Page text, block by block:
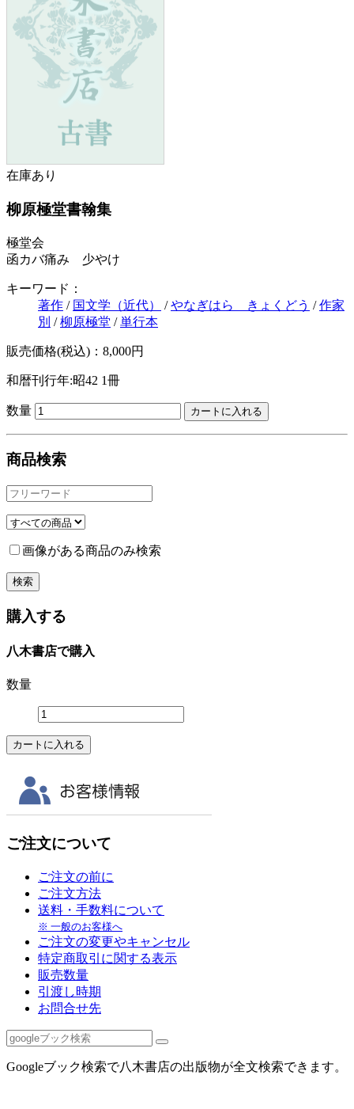
在庫あり
柳原極堂書翰集
極堂会
函カバ痛み 少やけ
キーワード：
著作 / 国文学（近代） /やなぎはら きょくどう /作家
別 /柳原極堂 /単行本
販売価格(税込)：8,000円
和暦刊行年:昭42 1冊
数量
商品検索
画像がある商品のみ検索
購入する
八木書店で購入
数量
ご注文について
ご注文の前に
ご注文方法
送料・手数料について
※ 一般のお客様へ
ご注文の変更やキャンセル
特定商取引に関する表示
販売数量
引渡し時期
お問合せ先
Googleブック検索で八木書店の出版物が全文検索できます。